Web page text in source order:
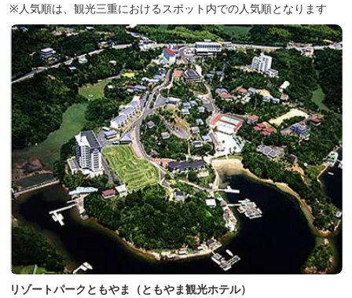
※人気順は、観光三重におけるスポット内での人気順となります
リゾートパークともやま（ともやま観光ホテル）